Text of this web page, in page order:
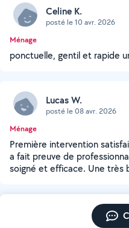
Celine K.
posté le 10 avr. 2026
Ménage
ponctuelle, gentil et rapide
Lucas W.
posté le 08 avr. 2026
Ménage
Première intervention
a fait preuve de
soigné et efficace. Une très